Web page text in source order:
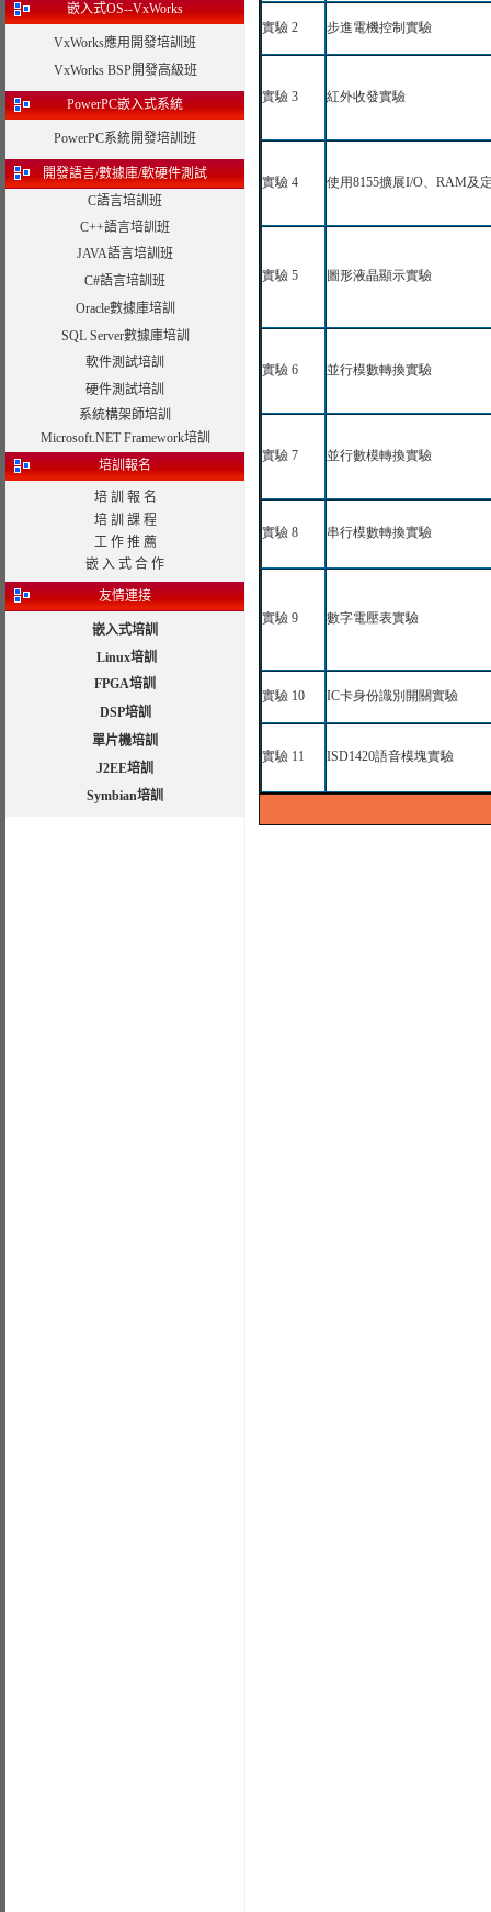
嵌入式OS--VxWorks
VxWorks應用開發培訓班
VxWorks BSP開發高級班
PowerPC嵌入式系統
PowerPC系統開發培訓班
開發語言/數據庫/軟硬件測試
C語言培訓班
C++語言培訓班
JAVA語言培訓班
C#語言培訓班
Oracle數據庫培訓
SQL Server數據庫培訓
軟件測試培訓
硬件測試培訓
系統構架師培訓
Microsoft.NET Framework培訓
培訓報名
培 訓 報 名
培 訓 課 程
工 作 推 薦
嵌 入 式 合 作
友情連接
嵌入式培訓
Linux培訓
FPGA培訓
DSP培訓
單片機培訓
J2EE培訓
Symbian培訓
實驗2 步進電機控制實驗
實驗3 紅外收發實驗
實驗4 使用8155擴展I/O、 RAM及
實驗5 圖形液晶顯示實驗
實驗6 並行模數轉換實驗
實驗7 並行數模轉換實驗
實驗8 串行模數轉換實驗
實驗9 數字電壓表實驗
實驗 10 IC卡身份識別開關實驗
實驗 11 ISD1420語音模塊實驗